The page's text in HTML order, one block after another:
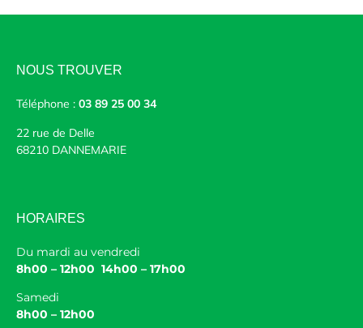
NOUS TROUVER
Téléphone : 03 89 25 00 34
22 rue de Delle
68210 DANNEMARIE
HORAIRES
Du mardi au vendredi
8h00 – 12h00 14h00 – 17h00
Samedi
8h00 – 12h00